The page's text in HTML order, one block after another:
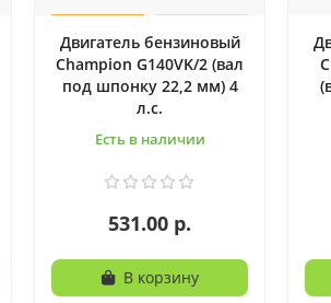
Двигатель бензиновый
Champion G140VK/2 (вал
под шпонку 22,2 мм) 4
л.с.
Есть в наличии
531.00 р.
В корзину